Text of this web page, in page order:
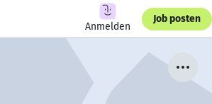
Anmelden
Job posten